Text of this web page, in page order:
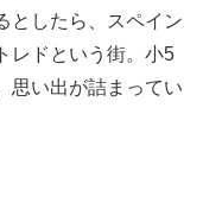
としたら、スペイン
レドという街。小5
思い出が詰まってい